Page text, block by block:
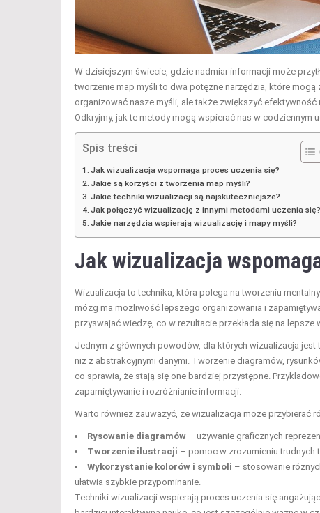
W dzisiejszym świecie, gdzie nadmiar informacji może
tworzenie map myśli to dwa potężne narzędzia, które mogą
organizować nasze myśli, ale także zwiększyć
Odkryjmy, jak te metody mogą wspierać nas w codziennym
Spis treści
Jak wizualizacja wspomaga proces uczenia się?
Jakie są korzyści z tworzenia map myśli?
Jakie techniki wizualizacji są najskuteczniejsze?
Jak połączyć wizualizację z innymi metodami uczenia się?
Jakie narzędzia wspierają wizualizację i mapy myśli?
Jak wizualizacja
Wizualizacja to technika, która polega na tworzeniu
mózg ma możliwość lepszego organizowania i
przyswajać wiedzę, co w rezultacie przekłada się na lepsze
Jednym z głównych powodów, dla których wizualizacja
niż z abstrakcyjnymi danymi. Tworzenie diagramów,
co sprawia, że stają się one bardziej przystępne.
zapamiętywanie i rozróżnianie informacji.
Warto również zauważyć, że wizualizacja może przybierać
Rysowanie diagramów – używanie graficznych
Tworzenie ilustracji – pomoc w zrozumieniu trudnych
Wykorzystanie kolorów i symboli – stosowanie
ułatwia szybkie przypominanie.
Techniki wizualizacji wspierają proces uczenia się